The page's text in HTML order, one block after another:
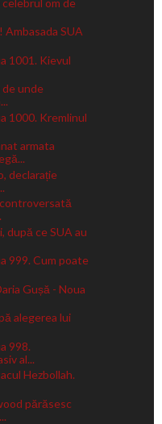
celebrul om de
SUA
1001. Kievul
de unde
1000. Kremlinul
armata
declarație
după ce SUA au
999. Cum poate
Gușă - Noua
alegerea lui
998.
al...
Hezbollah.
părăsesc